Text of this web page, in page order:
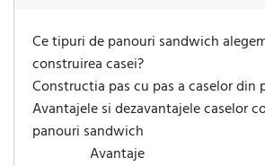
Ce tipuri de panouri sandwich
construirea casei?
Constructia pas cu pas a caselor din
Avantajele si dezavantajele caselor
panouri sandwich
Avantaje